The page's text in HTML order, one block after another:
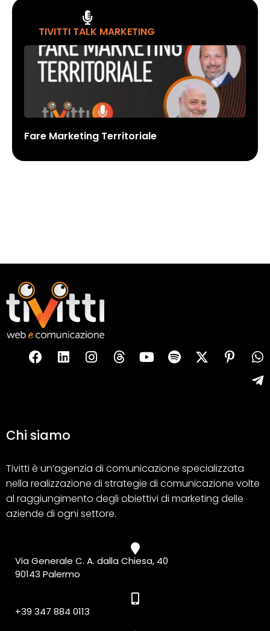
TIVITTI TALK MARKETING
Fare Marketing Territoriale
Chi siamo
Tivitti è un’agenzia di comunicazione specializzata
nella realizzazione di strategie di comunicazione volte
al raggiungimento degli obiettivi di marketing delle
aziende di ogni settore.
Via Generale C. A. dalla Chiesa, 40
90143 Palermo
+39 347 884 0113